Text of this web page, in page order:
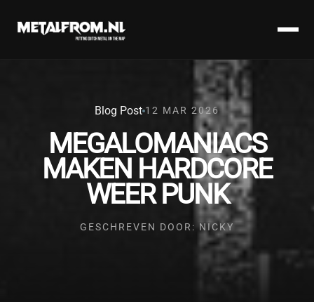
Blog Post 12 MAR 2026
MEGALOMANIACS
MAKEN HARDCORE
WEER PUNK
GESCHREVEN DOOR: NICKY